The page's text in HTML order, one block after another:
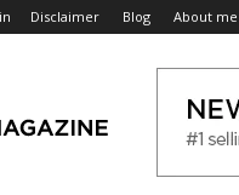
Disclaimer Blog About me